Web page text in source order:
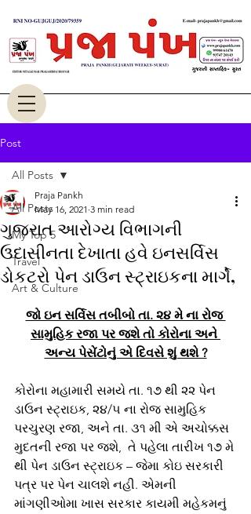
Post
All Posts
My Top 5
Travel
Art & Culture
All Posts
ગુજરાત આરોગ્ય વિભાગની
ઉદાસીનતા દેખાતા હવે ઇનસર્વિસ
ડોકટરો પેન ડાઉન સ્ટ્રાઇકના માર્ગે,
Praja Pankh
May 16, 2021 3 min read
જો ઇન સર્વિસ તબીબો તા. ૨૪ મે ના રોજ
સામુહિક રજા પર જશે તો કોરોના અને
અન્ય પેસેંટોનું એ દિવસે શું થશે ?
કોરોના મહામારી સમયે તા. ૧૭ થી ૨૨ પેન
ડાઉન સ્ટ્રાઇક, ૨૪/૫ ના રોજ સામુહિક
પરચુરણ રજા, અને તા. ૩૧ મી એ અચોક્કસ
મુદતની રજા પર જશે,  તે પહેલા તારીખ ૧૭ મે
થી પેન ડાઉન સ્ટ્રાઇક – જેમા કોઇ સરકારી
પત્ર પર પેન ચાલશે નહી. એમની
માંગણીઓમા ખાસ સરકાર કાયમી મહેકમનું